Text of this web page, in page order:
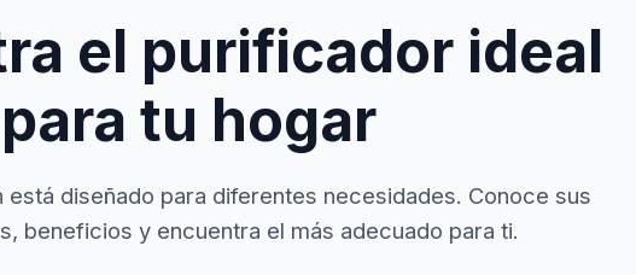
el purificador ideal
para tu hogar
está diseñado para diferentes necesidades. Conoce sus
beneficios y encuentra el más adecuado para ti.